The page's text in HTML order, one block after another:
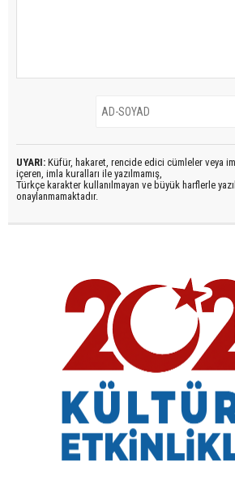
UYARI: Küfür, hakaret, rencide edici cümleler veya
içeren, imla kuralları ile yazılmamış,
Türkçe karakter kullanılmayan ve büyük harflerle
onaylanmamaktadır.